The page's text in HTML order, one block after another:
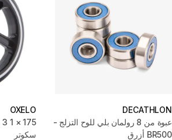
DECATHLON
عبوة من 8 رولمان بلي للوح التزلج -
BR500 أزرق
OXELO
سكوتر